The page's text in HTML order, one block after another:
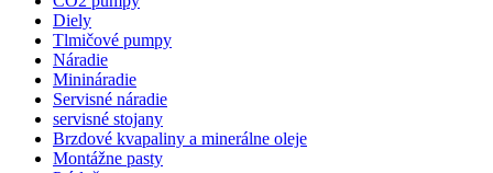
Diely
Tlmičové pumpy
Náradie
Minináradie
Servisné náradie
servisné stojany
Brzdové kvapaliny a minerálne oleje
Montážne pasty